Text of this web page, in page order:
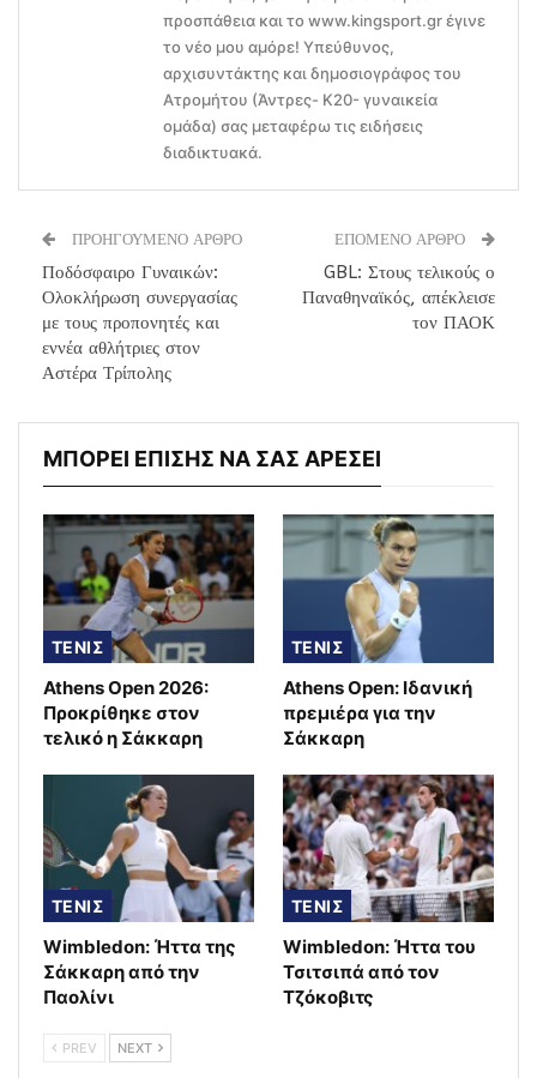
προσπάθεια και το www.kingsport.gr έγινε
το νέο μου αμόρε! Υπεύθυνος,
αρχισυντάκτης και δημοσιογράφος του
Ατρομήτου (Άντρες- Κ20- γυναικεία
ομάδα) σας μεταφέρω τις ειδήσεις
διαδικτυακά.
ΠΡΟΗΓΟΥΜΕΝΟ ΑΡΘΡΟ
Ποδόσφαιρο Γυναικών:
Ολοκλήρωση συνεργασίας
με τους προπονητές και
εννέα αθλήτριες στον
Αστέρα Τρίπολης
ΕΠΟΜΕΝΟ ΑΡΘΡΟ
GBL: Στους τελικούς ο
Παναθηναϊκός, απέκλεισε
τον ΠΑΟΚ
ΜΠΟΡΕΙ ΕΠΙΣΗΣ ΝΑ ΣΑΣ ΑΡΕΣΕΙ
ΤΕΝΙΣ
Athens Open 2026:
Προκρίθηκε στον
τελικό η Σάκκαρη
ΤΕΝΙΣ
Athens Open: Ιδανική
πρεμιέρα για την
Σάκκαρη
ΤΕΝΙΣ
Wimbledon: Ήττα της
Σάκκαρη από την
Παολίνι
ΤΕΝΙΣ
Wimbledon: Ήττα του
Τσιτσιπά από τον
Τζόκοβιτς
PREV NEXT